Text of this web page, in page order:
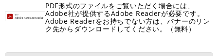
PDF形式のファイルをご覧いただく場合には、
Adobe社が提供するAdobe Readerが必要です。
Adobe Readerをお持ちでない方は、バナーのリン
ク先からダウンロードしてください。（無料）